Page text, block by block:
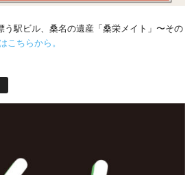
う駅ビル、桑名の遺産「桑栄メイト」〜その
こちらから。